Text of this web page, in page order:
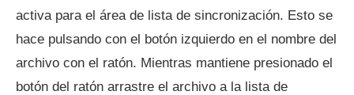
activa para el área de lista de sincronización. Esto se
hace pulsando con el botón izquierdo en el nombre del
archivo con el ratón. Mientras mantiene presionado el
botón del ratón arrastre el archivo a la lista de